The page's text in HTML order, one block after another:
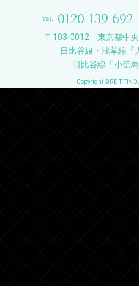
0120-139-692
〒103-0012 東京都中央
日比谷線・浅草線「
日比谷線「小伝
Copyright © REIT FIND